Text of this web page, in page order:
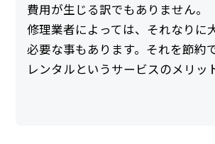
費用が生じる訳でもありません。
修理業者によっては、それなりに
必要な事もあります。それを節約
レンタルというサービスのメリッ